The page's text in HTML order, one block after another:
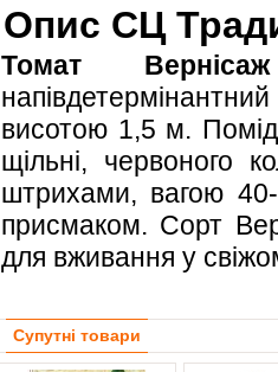
Опис СЦ
Томат Вернісаж
висотою 1,5 м.
щільні, червоного
штрихами, вагою
присмаком. Сорт
для вживання у
Супутні товари